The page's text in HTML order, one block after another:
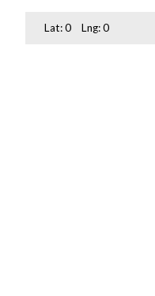
Lat:0 Lng:0